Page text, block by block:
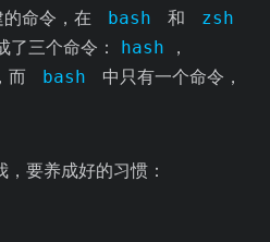
的命令，在 bash 和
zsh
了三个命令： hash
，
，而 bash
中只有一个命令，
，要养成好的习惯：